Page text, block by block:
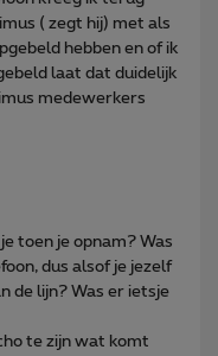
( zegt hij) met als
hebben en of ik
laat dat duidelijk
medewerkers
toen je opnam? Was
dus alsof je jezelf
de lijn? Was er ietsje
te zijn wat komt